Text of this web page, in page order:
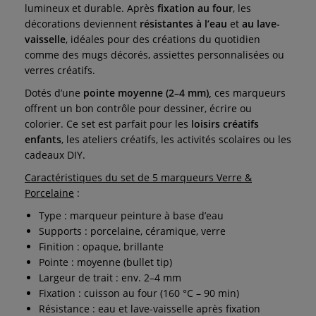
lumineux et durable. Après fixation au four, les
décorations deviennent résistantes à l’eau et au lave-
vaisselle, idéales pour des créations du quotidien
comme des mugs décorés, assiettes personnalisées ou
verres créatifs.
Dotés d’une pointe moyenne (2–4 mm), ces marqueurs
offrent un bon contrôle pour dessiner, écrire ou
colorier. Ce set est parfait pour les loisirs créatifs
enfants, les ateliers créatifs, les activités scolaires ou les
cadeaux DIY.
Caractéristiques du set de 5 marqueurs Verre &
Porcelaine :
Type : marqueur peinture à base d’eau
Supports : porcelaine, céramique, verre
Finition : opaque, brillante
Pointe : moyenne (bullet tip)
Largeur de trait : env. 2–4 mm
Fixation : cuisson au four (160 °C – 90 min)
Résistance : eau et lave-vaisselle après fixation